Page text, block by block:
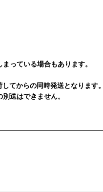
っている場合もあります。
てからの同時発送となります。
送はできません。